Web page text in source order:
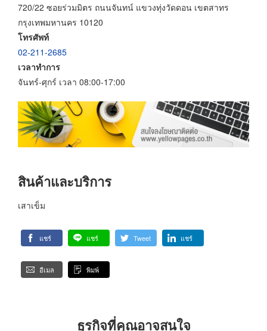
720/22 ซอยร่วมมิตร ถนนจันทน์ แขวงทุ่งวัดดอน เขตสาทร
กรุงเทพมหานคร 10120
โทรศัพท์
02-211-2685
เวลาทำการ
จันทร์-ศุกร์ เวลา 08:00-17:00
สินค้าและบริการ
เสาเข็ม
แชร์ แชร์ Tweet แชร์
อีเมล พิมพ์
ธุรกิจที่คุณอาจสนใจ